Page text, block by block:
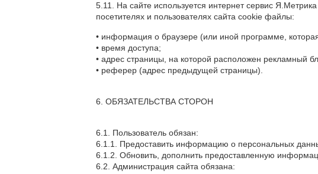
5.11. На сайте используется интернет сервис
посетителях и пользователях сайта cookie файлы:
• информация о браузере (или иной программе,
• время доступа;
• адрес страницы, на которой расположен рекламный
• реферер (адрес предыдущей страницы).
6. ОБЯЗАТЕЛЬСТВА СТОРОН
6.1. Пользователь обязан:
6.1.1. Предоставить информацию о персональных
6.1.2. Обновить, дополнить предоставленную
6.2. Администрация сайта обязана: